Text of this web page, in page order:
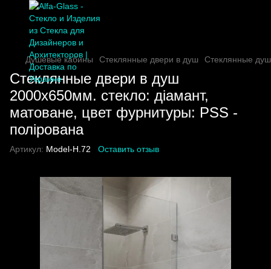
Душевые кабины Стеклянные двери в душ Стеклянные
Стеклянные двери в душ
2000х650мм. стекло: діамант,
матоване, цвет фурнитуры: PSS -
полірована
Артикул: Model-H.72 Оставить отзыв